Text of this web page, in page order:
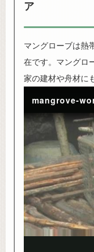
ア
マングローブは熱
在です。マングロ
家の建材や舟材に